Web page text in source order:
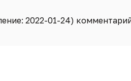
2022-01-24)